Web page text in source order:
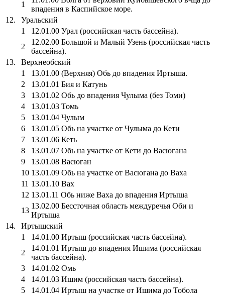
1
впадения в Каспийское море.
12.
Уральский
1
12.01.00 Урал (российская часть бассейна).
2
12.02.00 Большой и Малый Узень (российская часть
бассейна).
13.
Верхнеобский
1
13.01.00 (Верхняя) Обь до впадения Иртыша.
2
13.01.01 Бия и Катунь
3
13.01.02 Обь до впадения Чулыма (без Томи)
4
13.01.03 Томь
5
13.01.04 Чулым
6
13.01.05 Обь на участке от Чулыма до Кети
7
13.01.06 Кеть
8
13.01.07 Обь на участке от Кети до Васюгана
9
13.01.08 Васюган
10 13.01.09 Обь на участке от Васюгана до Ваха
11 13.01.10 Вах
12 13.01.11 Обь ниже Ваха до впадения Иртыша
13
13.02.00 Бессточная область междуречья Оби и
Иртыша
14.
Иртышский
1
14.01.00 Иртыш (российская часть бассейна).
2
14.01.01 Иртыш до впадения Ишима (российская
часть бассейна).
3
14.01.02 Омь
4
14.01.03 Ишим (российская часть бассейна).
5
14.01.04 Иртыш на участке от Ишима до Тобола